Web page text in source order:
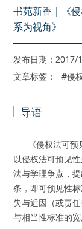
书苑新香｜《
系为视角》
发布日期：2017/
文章标签： #侵
导语
《侵权法可预
以侵权法可预见
法与学理争点，
条，即可预见性
失与近因（或责
与相当性标准的宽